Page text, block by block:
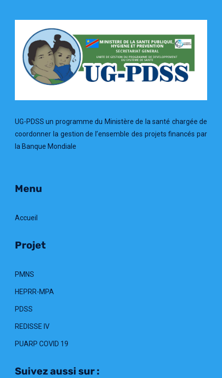
UG-PDSS un programme du Ministère de la santé chargée de
coordonner la gestion de l’ensemble des projets financés par
la Banque Mondiale
Menu
Accueil
Projet
PMNS
HEPRR-MPA
PDSS
REDISSE IV
PUARP COVID 19
Suivez aussi sur :